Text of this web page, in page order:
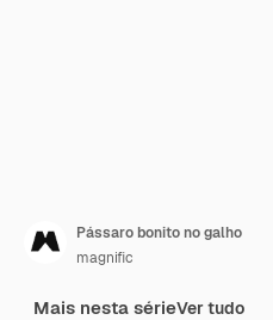
Pássaro bonito no galho
magnific
Mais nesta sérieVer tudo